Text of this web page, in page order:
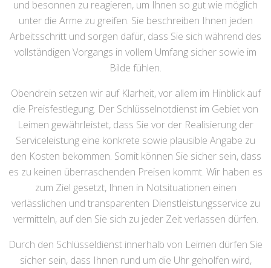
und besonnen zu reagieren, um Ihnen so gut wie möglich
unter die Arme zu greifen. Sie beschreiben Ihnen jeden
Arbeitsschritt und sorgen dafür, dass Sie sich während des
vollständigen Vorgangs in vollem Umfang sicher sowie im
Bilde fühlen.
Obendrein setzen wir auf Klarheit, vor allem im Hinblick auf
die Preisfestlegung. Der Schlüsselnotdienst im Gebiet von
Leimen gewährleistet, dass Sie vor der Realisierung der
Serviceleistung eine konkrete sowie plausible Angabe zu
den Kosten bekommen. Somit können Sie sicher sein, dass
es zu keinen überraschenden Preisen kommt. Wir haben es
zum Ziel gesetzt, Ihnen in Notsituationen einen
verlässlichen und transparenten Dienstleistungsservice zu
vermitteln, auf den Sie sich zu jeder Zeit verlassen dürfen.
Durch den Schlüsseldienst innerhalb von Leimen dürfen Sie
sicher sein, dass Ihnen rund um die Uhr geholfen wird,